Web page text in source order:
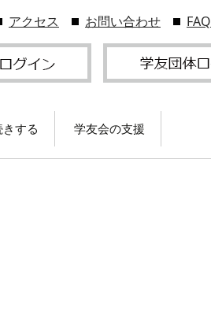
アクセス お問い合わせ FAQ
する
等変更について
学友会の支援
卒業記念パーティー開